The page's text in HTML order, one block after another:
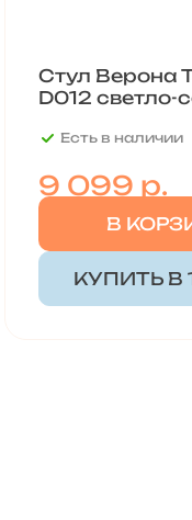
Стул Верона
D012 светло-
Есть в наличии
9 099 р.
В
КУПИТЬ В